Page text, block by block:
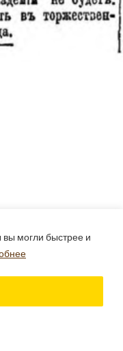
могли быстрее и